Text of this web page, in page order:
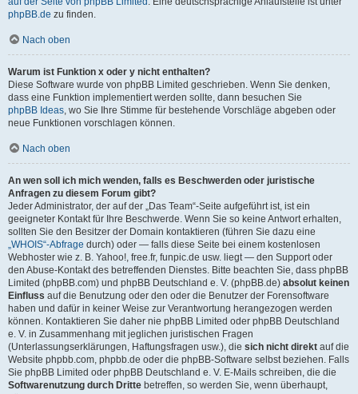
phpBB.de zu finden.
Nach oben
Warum ist Funktion x oder y nicht enthalten?
Diese Software wurde von phpBB Limited geschrieben. Wenn Sie denken,
dass eine Funktion implementiert werden sollte, dann besuchen Sie
phpBB Ideas, wo Sie Ihre Stimme für bestehende Vorschläge abgeben oder
neue Funktionen vorschlagen können.
Nach oben
An wen soll ich mich wenden, falls es Beschwerden oder juristische
Anfragen zu diesem Forum gibt?
Jeder Administrator, der auf der „Das Team“-Seite aufgeführt ist, ist ein
geeigneter Kontakt für Ihre Beschwerde. Wenn Sie so keine Antwort erhalten,
sollten Sie den Besitzer der Domain kontaktieren (führen Sie dazu eine
„WHOIS“-Abfrage durch) oder — falls diese Seite bei einem kostenlosen
Webhoster wie z. B. Yahoo!, free.fr, funpic.de usw. liegt — den Support oder
den Abuse-Kontakt des betreffenden Dienstes. Bitte beachten Sie, dass phpBB
Limited (phpBB.com) und phpBB Deutschland e. V. (phpBB.de) absolut keinen
Einfluss auf die Benutzung oder den oder die Benutzer der Forensoftware
haben und dafür in keiner Weise zur Verantwortung herangezogen werden
können. Kontaktieren Sie daher nie phpBB Limited oder phpBB Deutschland
e. V. in Zusammenhang mit jeglichen juristischen Fragen
(Unterlassungserklärungen, Haftungsfragen usw.), die sich nicht direkt auf die
Website phpbb.com, phpbb.de oder die phpBB-Software selbst beziehen. Falls
Sie phpBB Limited oder phpBB Deutschland e. V. E-Mails schreiben, die die
Softwarenutzung durch Dritte betreffen, so werden Sie, wenn überhaupt,